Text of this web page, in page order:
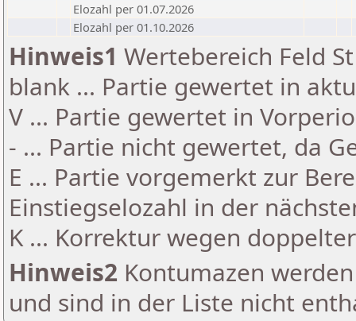
Elozahl per 01.07.2026
Elozahl per 01.10.2026
Hinweis1 Wertebereich Feld
blank ... Partie gewertet in
V ... Partie gewertet in
- ... Partie nicht gewertet, da
E ... Partie vorgemerkt zur
Einstiegselozahl in der
K ... Korrektur wegen
Hinweis2 Kontumazen
und sind in der Liste nicht